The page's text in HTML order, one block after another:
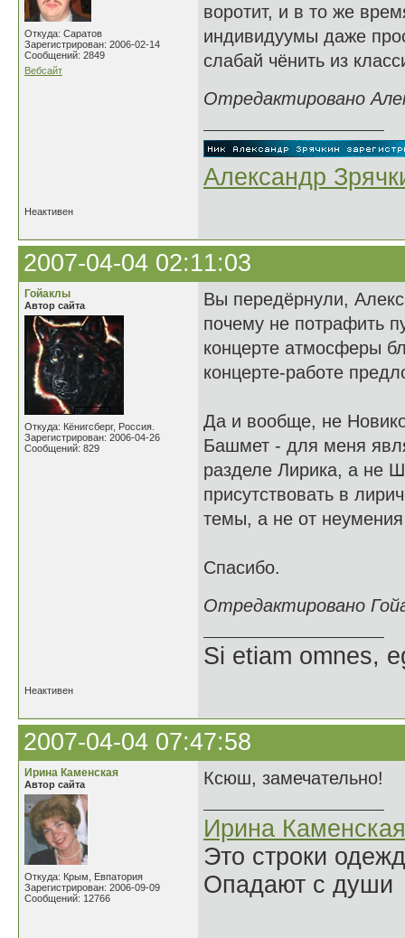
Откуда: Саратов
Зарегистрирован: 2006-02-14
Сообщений: 2849
Вебсайт
воротит, и в то же
индивидуумы даже
слабай чёнить из
Отредактировано
Александр
Неактивен
2007-04-04 02:11:03
Гойаклы
Автор сайта
Откуда: Кёнигсберг, Россия.
Зарегистрирован: 2006-04-26
Сообщений: 829
Вы передёрнули,
почему не потрафить
концерте атмосферы
концерте-работе
Да и вообще, не
Башмет - для меня
разделе Лирика, а не
присутствовать в
темы, а не от
Спасибо.
Отредактировано
Si etiam omnes,
Неактивен
2007-04-04 07:47:58
Ирина Каменская
Автор сайта
Откуда: Крым, Евпатория
Зарегистрирован: 2006-09-09
Сообщений: 12766
Ксюш, замечательно!
Ирина Каменская
Это строки
Опадают с души